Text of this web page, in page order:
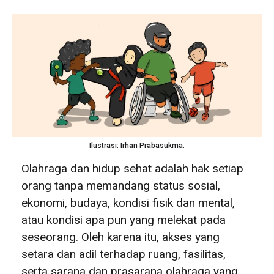
Ilustrasi: Irhan Prabasukma.
Olahraga dan hidup sehat adalah hak setiap
orang tanpa memandang status sosial,
ekonomi, budaya, kondisi fisik dan mental,
atau kondisi apa pun yang melekat pada
seseorang. Oleh karena itu, akses yang
setara dan adil terhadap ruang, fasilitas,